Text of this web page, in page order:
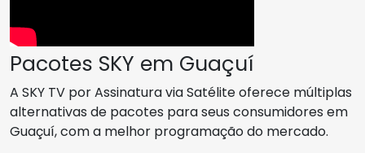
Pacotes SKY em Guaçuí
A SKY TV por Assinatura via Satélite oferece múltiplas
alternativas de pacotes para seus consumidores em
Guaçuí, com a melhor programação do mercado.